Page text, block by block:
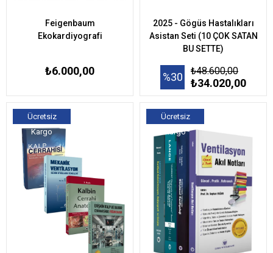
Feigenbaum
Ekokardiyografi
₺6.000,00
2025 - Gögüs Hastalıkları
Asistan Seti (10 ÇOK SATAN
BU SETTE)
%30 ₺48.600,00
₺34.020,00
Ücretsiz
Kargo
Ücretsiz
Kargo